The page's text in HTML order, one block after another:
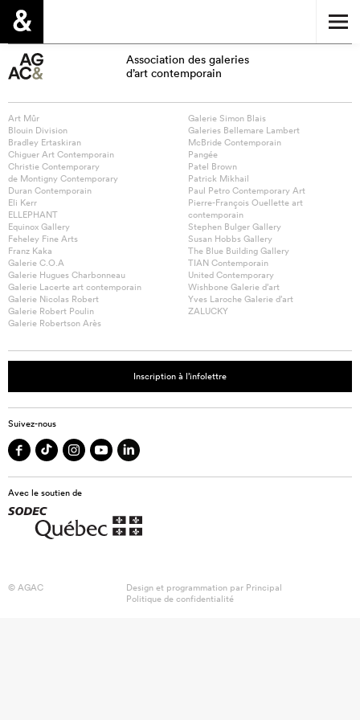
Association des galeries
d’art contemporain
Art Mûr
Blouin Division
Bradley Ertaskiran
Chiguer Art Contemporain
Christie Contemporary
de Montigny Contemporary
Duran Contemporain
Eli Kerr
ELLEPHANT
Equinox Gallery
Feheley Fine Arts
Franz Kaka
Galerie C.O.A
Galerie Hugues Charbonneau
Galerie Lacerte art contemporain
Galerie Nicolas Robert
Galerie Robert Poulin
Galerie Robertson Arès
Galerie Simon Blais
Galeries Bellemare Lambert
McBride Contemporain
Pangée
Patel Brown
Patrick Mikhail
Paul Petro Contemporary Art
Pierre-François Ouellette art
contemporain
Stephen Bulger Gallery
Susan Hobbs Gallery
The Blue Building Gallery
TIAN Contemporain
United Contemporary
Wishbone Galerie d’art
Yves Laroche Galerie d’art
ZALUCKY
Inscription à l’infolettre
Suivez-nous
Avec le soutien de
© AGAC Design et programmation par Principal
Politique de confidentialité